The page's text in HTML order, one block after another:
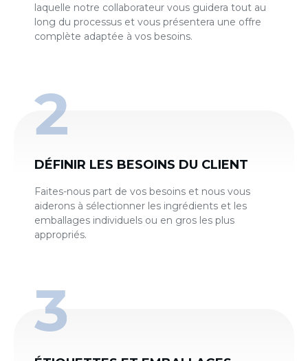
laquelle notre collaborateur vous guidera tout au
long du processus et vous présentera une offre
complète adaptée à vos besoins.
DÉFINIR LES BESOINS DU CLIENT
Faites-nous part de vos besoins et nous vous
aiderons à sélectionner les ingrédients et les
emballages individuels ou en gros les plus
appropriés.